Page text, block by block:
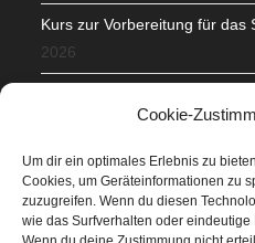
Cookie-
Um dir ein optimales Erlebnis zu
Cookies, um Geräteinformationen zu
zuzugreifen. Wenn du diesen
wie das Surfverhalten oder
Kurs zur Vorbereitung für das
2026
Veranstaltungen